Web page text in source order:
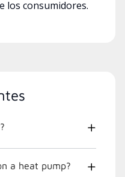
los consumidores.
a heat pump?